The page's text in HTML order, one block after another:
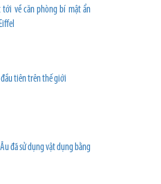
về căn phòng bí mật ẩn
tiên trên thế giới
đã sử dụng vật dụng bằng